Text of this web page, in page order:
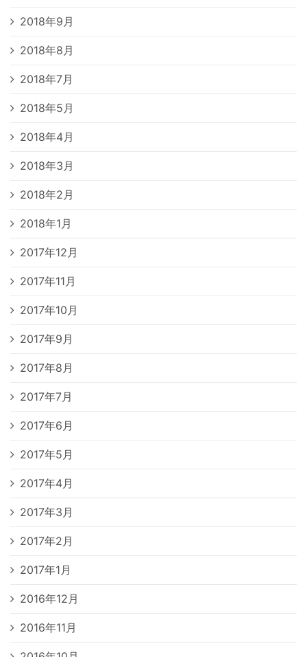
2018年9月
2018年8月
2018年7月
2018年5月
2018年4月
2018年3月
2018年2月
2018年1月
2017年12月
2017年11月
2017年10月
2017年9月
2017年8月
2017年7月
2017年6月
2017年5月
2017年4月
2017年3月
2017年2月
2017年1月
2016年12月
2016年11月